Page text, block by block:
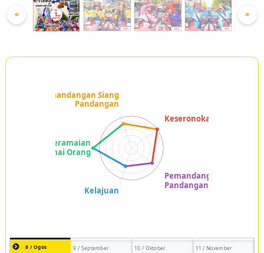
< >
8 / Ogos 9 / September 10 / Oktober 11 / November